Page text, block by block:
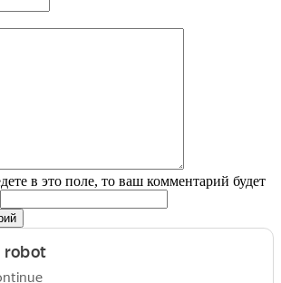
в это поле, то ваш комментарий будет